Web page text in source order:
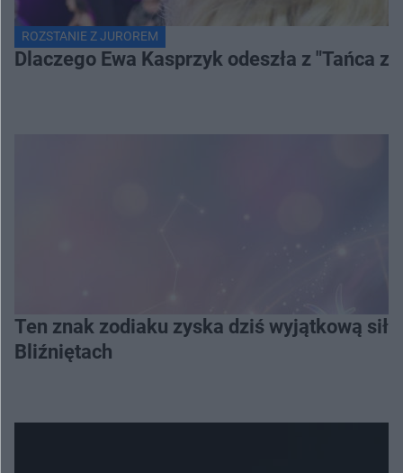
ROZSTANIE Z JUROREM
Dlaczego Ewa Kasprzyk odeszła z "Tańca
Ten znak zodiaku zyska dziś wyjątkową
Bliźniętach